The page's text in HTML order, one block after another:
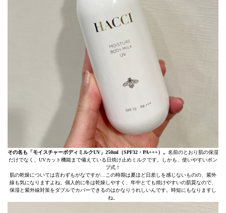
その名も「モイスチャーボディミルクUV」250ml（SPF32・PA+++）。 名前のとおり肌の保湿
だけでなく、UVカット機能まで備えている日焼け止めミルクです。しかも、使いやすいポン
プ式！
肌の乾燥については言わずもがなですが…この時期は夏ほど日差しを感じないものの、紫外
線も気になりますよね。個人的に冬は乾燥しやすく、年中とても焼けやすいの肌質なので、
保湿と紫外線対策をダブルでカバーできるのはかなりうれしいんです。時短にもなりますし
ね。